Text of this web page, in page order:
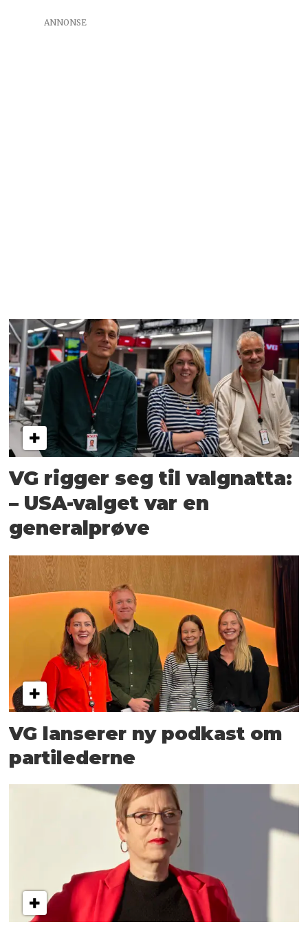
ANNONSE
VG rigger seg til valgnatta:
– USA-valget var en
generalprøve
VG lanserer ny podkast om
partilederne